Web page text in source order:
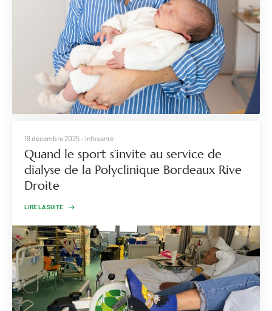
19 décembre 2025- Infosanté
Quand le sport s’invite au service de
dialyse de la Polyclinique Bordeaux Rive
Droite
LIRE LA SUITE